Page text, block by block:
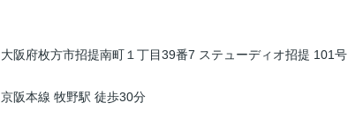
大阪府枚方市招提南町１丁目39番7 ステューディオ招提 101号
京阪本線 牧野駅 徒歩30分